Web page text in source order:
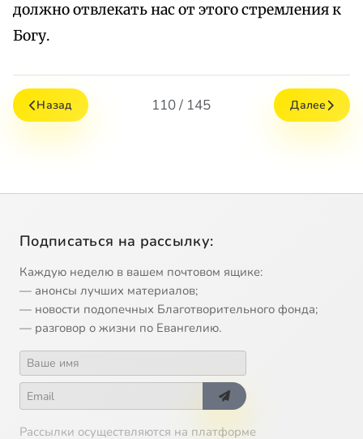
должно отвлекать нас от этого стремления к
Богу.
Назад 110 / 145 Далее
Подписаться на рассылку:
Каждую неделю в вашем почтовом ящике:
— анонсы лучших материалов;
— новости подопечных Благотворительного фонда;
— разговор о жизни по Евангелию.
Рассылки осуществляются на платформе